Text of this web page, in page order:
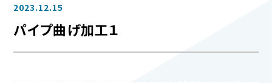
2023.12.15
パイプ曲げ加工１